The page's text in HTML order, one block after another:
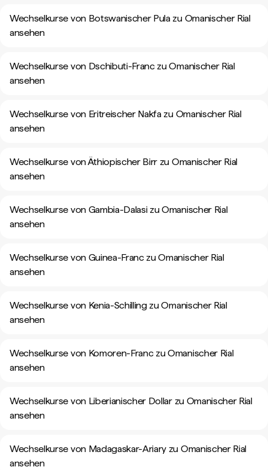
Wechselkurse von Botswanischer Pula zu Omanischer Rial
ansehen
Wechselkurse von Dschibuti-Franc zu Omanischer Rial
ansehen
Wechselkurse von Eritreischer Nakfa zu Omanischer Rial
ansehen
Wechselkurse von Äthiopischer Birr zu Omanischer Rial
ansehen
Wechselkurse von Gambia-Dalasi zu Omanischer Rial
ansehen
Wechselkurse von Guinea-Franc zu Omanischer Rial
ansehen
Wechselkurse von Kenia-Schilling zu Omanischer Rial
ansehen
Wechselkurse von Komoren-Franc zu Omanischer Rial
ansehen
Wechselkurse von Liberianischer Dollar zu Omanischer Rial
ansehen
Wechselkurse von Madagaskar-Ariary zu Omanischer Rial
ansehen